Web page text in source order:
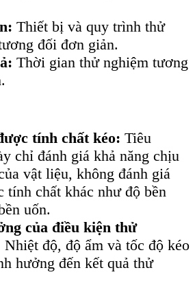
Thiết bị và quy trình thử
đối đơn giản.
Thời gian thử nghiệm tương
tính chất kéo: Tiêu
chỉ đánh giá khả năng chịu
vật liệu, không đánh giá
tính chất khác như độ bền
uốn.
của điều kiện thử
Nhiệt độ, độ ẩm và tốc độ kéo
hưởng đến kết quả thử